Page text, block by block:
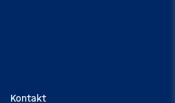
Kontakt